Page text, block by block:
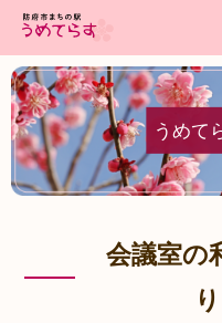
うめて
会議室の